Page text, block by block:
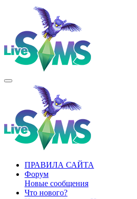
ПРАВИЛА САЙТА
Форум
Новые сообщения
Что нового?